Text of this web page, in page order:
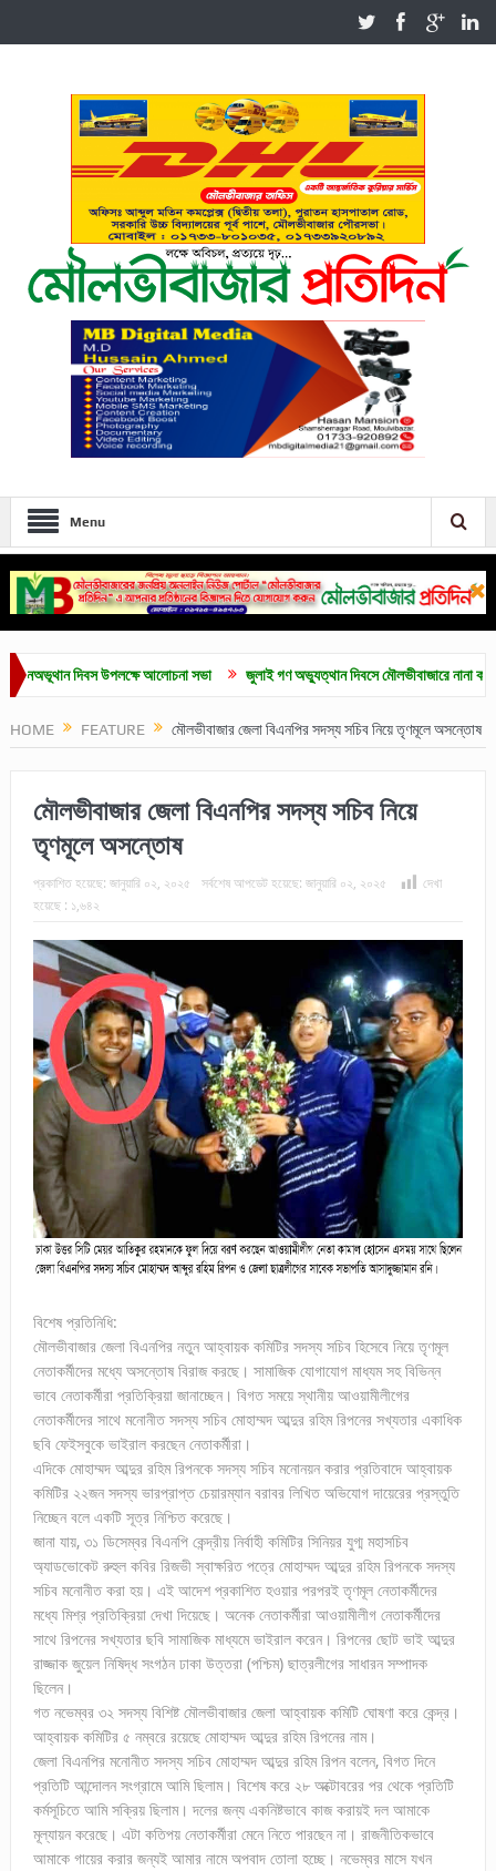
Menu
দিবস উপলক্ষে আলোচনা সভা জুলাই গণ অভ্যুত্থান দিবসে মৌলভীবাজারে নানা কর্মসূচি
HOME FEATURE মৌলভীবাজার জেলা বিএনপির সদস্য সচিব নিয়ে তৃণমূলে অসন্তোষ
মৌলভীবাজার জেলা বিএনপির সদস্য সচিব নিয়ে
তৃণমূলে অসন্তোষ
প্রকাশিত হয়েছে: জানুয়ারি ০২, ২০২৫ সর্বশেষ আপডেট হয়েছে: জানুয়ারি ০২, ২০২৫
দেখা
হয়েছে : ১,৬৪২
বিশেষ প্রতিনিধি:
মৌলভীবাজার জেলা বিএনপির নতুন আহ্বায়ক কমিটির সদস্য সচিব হিসেবে নিয়ে তৃণমূল
নেতাকর্মীদের মধ্যে অসন্তোষ বিরাজ করছে। সামাজিক যোগাযোগ মাধ্যম সহ বিভিন্ন
ভাবে নেতাকর্মীরা প্রতিক্রিয়া জানাচ্ছেন। বিগত সময়ে স্থানীয় আওয়ামীলীগের
নেতাকর্মীদের সাথে মনোনীত সদস্য সচিব মোহাম্মদ আব্দুর রহিম রিপনের সখ্যতার একাধিক
ছবি ফেইসবুকে ভাইরাল করছেন নেতাকর্মীরা।
এদিকে মোহাম্মদ আব্দুর রহিম রিপনকে সদস্য সচিব মনোনয়ন করার প্রতিবাদে আহ্বায়ক
কমিটির ২২জন সদস্য ভারপ্রাপ্ত চেয়ারম্যান বরাবর লিখিত অভিযোগ দায়েরের প্রস্তুতি
নিচ্ছেন বলে একটি সূত্র নিশ্চিত করেছে।
জানা যায়, ৩১ ডিসেম্বর বিএনপি কেন্দ্রীয় নির্বাহী কমিটির সিনিয়র যুগ্ম মহাসচিব
অ্যাডভোকেট রুহুল কবির রিজভী স্বাক্ষরিত পত্রে মোহাম্মদ আব্দুর রহিম রিপনকে সদস্য
সচিব মনোনীত করা হয়। এই আদেশ প্রকাশিত হওয়ার পরপরই তৃণমূল নেতাকর্মীদের
মধ্যে মিশ্র প্রতিক্রিয়া দেখা দিয়েছে। অনেক নেতাকর্মীরা আওয়ামীলীগ নেতাকর্মীদের
সাথে রিপনের সখ্যতার ছবি সামাজিক মাধ্যমে ভাইরাল করেন। রিপনের ছোট ভাই আব্দুর
রাজ্জাক জুয়েল নিষিদ্ধ সংগঠন ঢাকা উত্তরা (পশ্চিম) ছাত্রলীগের সাধারন সম্পাদক
ছিলেন।
গত নভেম্বর ৩২ সদস্য বিশিষ্ট মৌলভীবাজার জেলা আহ্বায়ক কমিটি ঘোষণা করে কেন্দ্র।
আহ্বায়ক কমিটির ৫ নম্বরে রয়েছে মোহাম্মদ আব্দুর রহিম রিপনের নাম।
জেলা বিএনপির মনোনীত সদস্য সচিব মোহাম্মদ আব্দুর রহিম রিপন বলেন, বিগত দিনে
প্রতিটি আন্দোলন সংগ্রামে আমি ছিলাম। বিশেষ করে ২৮ অক্টোবরের পর থেকে প্রতিটি
কর্মসূচিতে আমি সক্রিয় ছিলাম। দলের জন্য একনিষ্টভাবে কাজ করায়ই দল আমাকে
মূল্যায়ন করেছে। এটা কতিপয় নেতাকর্মীরা মেনে নিতে পারছেন না। রাজনীতিকভাবে
আমাকে গায়ের করার জন্যই আমার নামে অপবাদ তোলা হচ্ছে। নভেম্বর মাসে যখন